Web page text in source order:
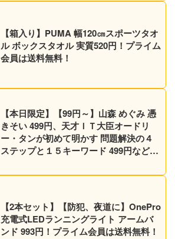
【箱入り】PUMA 幅120㎝スポーツタオ
ル ボックスタオル 実質520円！プライム
会員は送料無料！
【本日限定】【99円～】山森 めぐみ 憑
きそい 499円、天才ＩＴ大臣オードリ
ー・タンが初めて明かす 問題解決の４
ステップと１５キーワード 499円など30
【2本セット】【防犯、夜道に】OnePro
充電式LEDランニングライト アームバ
ンド 993円！プライム会員は送料無料！